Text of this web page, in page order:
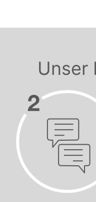
Unser